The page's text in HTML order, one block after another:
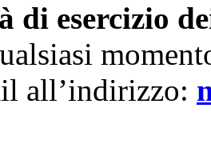
di esercizio
all’indirizzo: